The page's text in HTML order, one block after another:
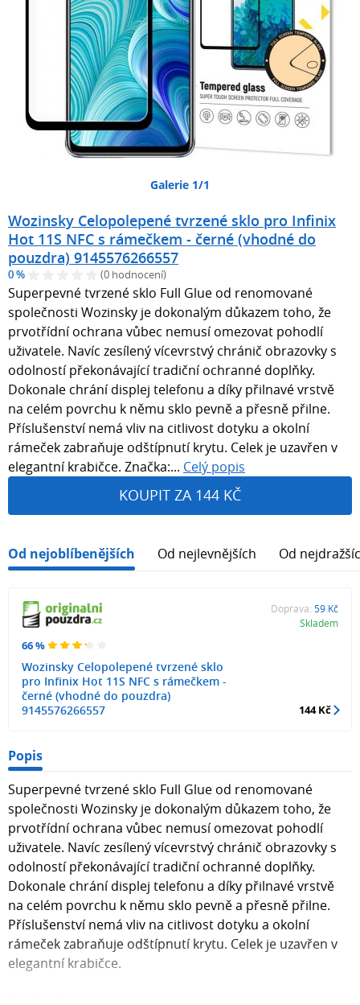
Galerie 1/1
Wozinsky Celopolepené tvrzené sklo pro Infinix
Hot 11S NFC s rámečkem - černé (vhodné do
pouzdra) 9145576266557
0 % (0 hodnocení)
Superpevné tvrzené sklo Full Glue od renomované
společnosti Wozinsky je dokonalým důkazem toho, že
prvotřídní ochrana vůbec nemusí omezovat pohodlí
uživatele. Navíc zesílený vícevrstvý chránič obrazovky s
odolností překonávající tradiční ochranné doplňky.
Dokonale chrání displej telefonu a díky přilnavé vrstvě
na celém povrchu k němu sklo pevně a přesně přilne.
Příslušenství nemá vliv na citlivost dotyku a okolní
rámeček zabraňuje odštípnutí krytu. Celek je uzavřen v
elegantní krabičce. Značka:... Celý popis
KOUPIT ZA 144 KČ
Od nejoblíbenějších Od nejlevnějších Od
66 %
Wozinsky Celopolepené tvrzené sklo
pro Infinix Hot 11S NFC s rámečkem -
černé (vhodné do pouzdra)
9145576266557
Doprava: 59 Kč
Skladem
144 Kč
Popis
Superpevné tvrzené sklo Full Glue od renomované
společnosti Wozinsky je dokonalým důkazem toho, že
prvotřídní ochrana vůbec nemusí omezovat pohodlí
uživatele. Navíc zesílený vícevrstvý chránič obrazovky s
odolností překonávající tradiční ochranné doplňky.
Dokonale chrání displej telefonu a díky přilnavé vrstvě
na celém povrchu k němu sklo pevně a přesně přilne.
Příslušenství nemá vliv na citlivost dotyku a okolní
rámeček zabraňuje odštípnutí krytu. Celek je uzavřen v
elegantní krabičce.